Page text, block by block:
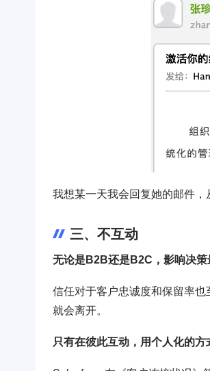
我想某一天我会回复她的邮件，
三、不互动
无论是B2B还是B2C，影响决策
信任对于客户忠诚度和保留率
就会离开。
只有在彼此互动，用个人化的方